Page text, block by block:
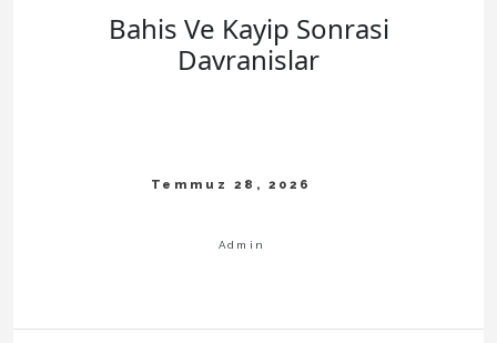
Bahis Ve Kayip Sonrasi
Davranislar